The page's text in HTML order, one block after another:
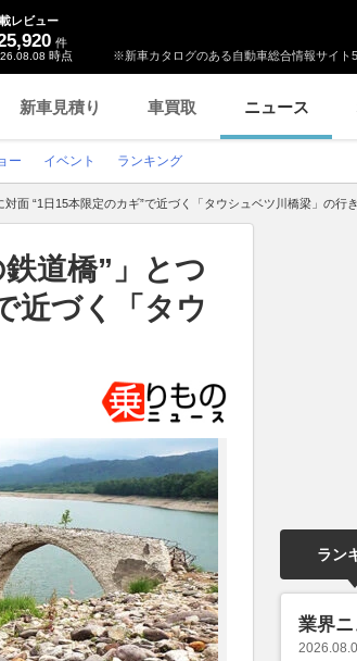
※新車カタログのある自動車総合情報サイト
レビュー
件
時点
新車見積り 車買取 ニュース
ー イベント ランキング
面 “1日15本限定のカギ”で近づく「タウシュベツ川橋梁」の行
道橋”」とつ
近づく「タウ
ラン
業界